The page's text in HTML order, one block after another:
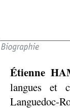
Étienne
langues et
Languedoc-